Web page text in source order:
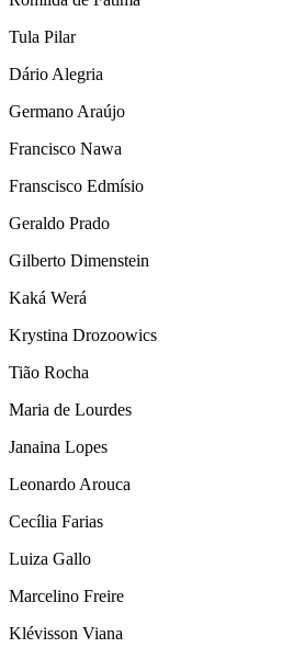
Tula Pilar
Dário Alegria
Germano Araújo
Francisco Nawa
Franscisco Edmísio
Geraldo Prado
Gilberto Dimenstein
Kaká Werá
Krystina Drozoowics
Tião Rocha
Maria de Lourdes
Janaina Lopes
Leonardo Arouca
Cecília Farias
Luiza Gallo
Marcelino Freire
Klévisson Viana